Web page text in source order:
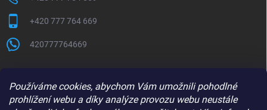
Používáme cookies, abychom Vám umožnili pohodlné
prohlížení webu a díky analýze provozu webu neustále
+420 777 764 669
420777764669